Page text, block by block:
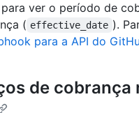
para ver o período de
( effective_date ).
para a API do
de